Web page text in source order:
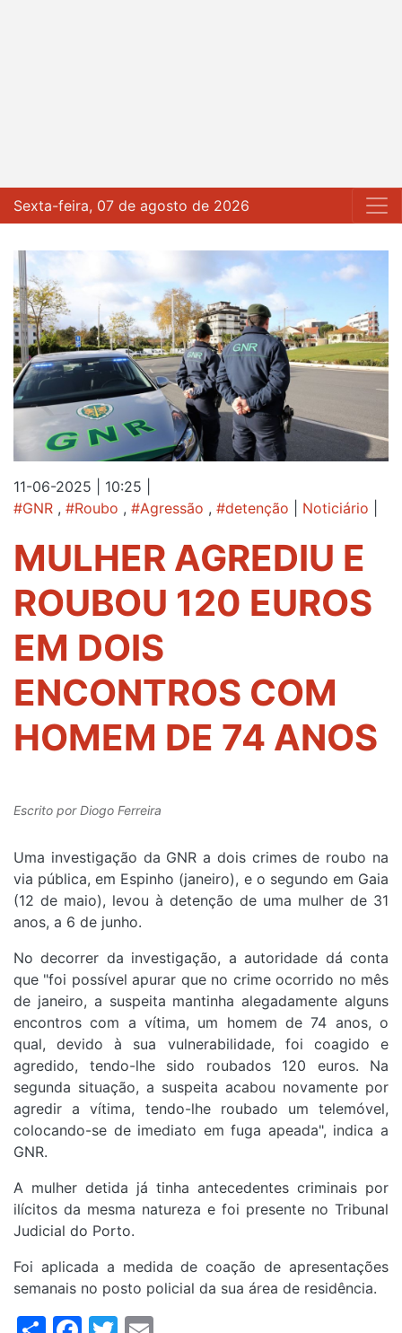
Sexta-feira, 07 de agosto de 2026
11-06-2025 | 10:25
#GNR , #Roubo , #Agressão , #detenção Noticiário
MULHER AGREDIU E
ROUBOU 120 EUROS
EM DOIS
ENCONTROS COM
HOMEM DE 74 ANOS
Escrito porDiogo Ferreira
Uma investigação da GNR a dois crimes de roubo na
via pública, em Espinho (janeiro), e o segundo em Gaia
(12 de maio), levou à detenção de uma mulher de 31
anos, a 6 de junho.
No decorrer da investigação, a autoridade dá conta
que "foi possível apurar que no crime ocorrido no mês
de janeiro, a suspeita mantinha alegadamente alguns
encontros com a vítima, um homem de 74 anos, o
qual, devido à sua vulnerabilidade, foi coagido e
agredido, tendo-lhe sido roubados 120 euros. Na
segunda situação, a suspeita acabou novamente por
agredir a vítima, tendo-lhe roubado um telemóvel,
colocando-se de imediato em fuga apeada", indica a
GNR.
A mulher detida já tinha antecedentes criminais por
ilícitos da mesma natureza e foi presente no Tribunal
Judicial do Porto.
Foi aplicada a medida de coação de apresentações
semanais no posto policial da sua área de residência.